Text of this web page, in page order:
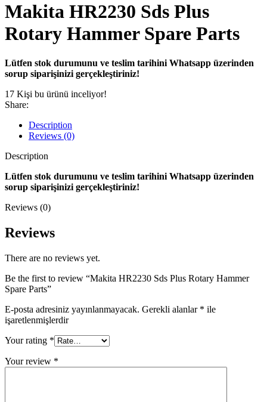
Makita HR2230 Sds Plus
Rotary Hammer Spare Parts
Lütfen stok durumunu ve teslim tarihini Whatsapp üzerinden
sorup siparişinizi gerçekleştiriniz!
17 Kişi bu ürünü inceliyor!
Share:
Description
Reviews (0)
Description
Lütfen stok durumunu ve teslim tarihini Whatsapp üzerinden
sorup siparişinizi gerçekleştiriniz!
Reviews (0)
Reviews
There are no reviews yet.
Be the first to review “Makita HR2230 Sds Plus Rotary Hammer
Spare Parts”
E-posta adresiniz yayınlanmayacak. Gerekli alanlar * ile
işaretlenmişlerdir
Your rating *
Your review *